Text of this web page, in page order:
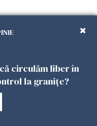
Contact
Declarație de
accesibilitate
rezervate.
circulăm liber în
la granițe?